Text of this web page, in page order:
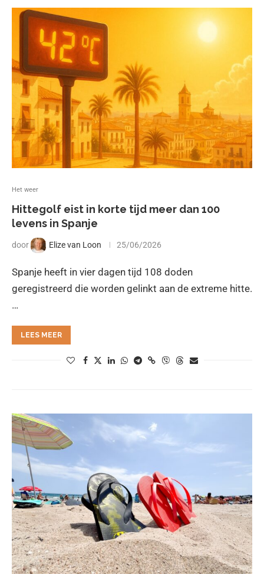
Het weer
Hittegolf eist in korte tijd meer dan 100
levens in Spanje
door Elize van Loon 25/06/2026
Spanje heeft in vier dagen tijd 108 doden
geregistreerd die worden gelinkt aan de extreme hitte.
…
LEES MEER